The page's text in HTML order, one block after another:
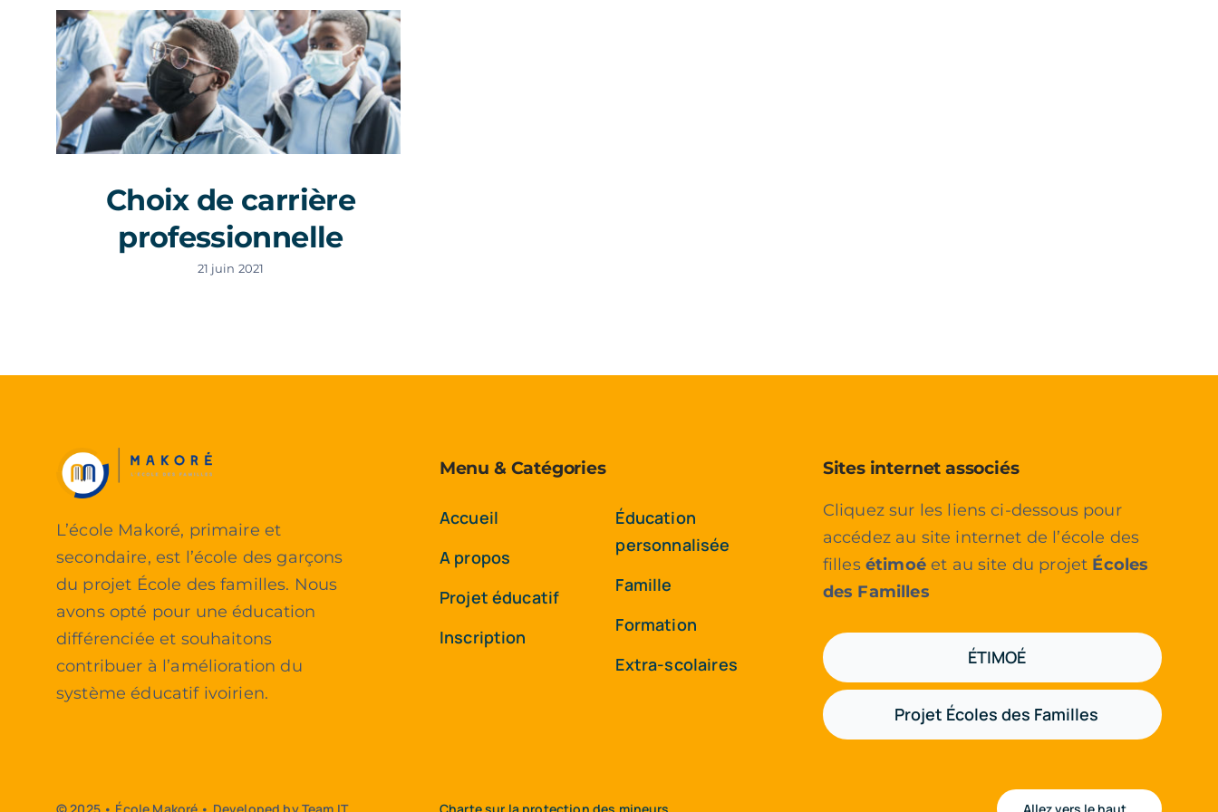
Choix de carrière
professionnelle
21 juin 2021
L’école Makoré, primaire et
secondaire, est l’école des garçons
du projet École des familles. Nous
avons opté pour une éducation
différenciée et souhaitons
contribuer à l’amélioration du
système éducatif ivoirien.
Menu & Catégories
Accueil
A propos
Projet éducatif
Inscription
Éducation
personnalisée
Famille
Formation
Extra-scolaires
Sites internet associés
Cliquez sur les liens ci-dessous pour
accédez au site internet de l’école des
filles étimoéet au site du projet Écoles
des Familles
ÉTIMOÉ
Projet Écoles des Familles
© 2025 • École Makoré • Developed by Team IT Charte sur la protection des mineurs